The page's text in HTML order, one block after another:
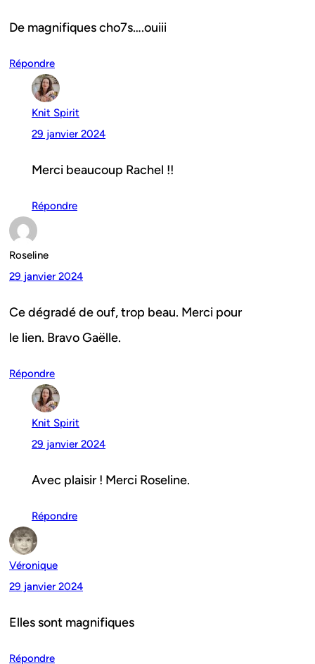
De magnifiques cho7s….ouiii
Répondre
Knit Spirit
29 janvier 2024
Merci beaucoup Rachel !!
Répondre
Roseline
29 janvier 2024
Ce dégradé de ouf, trop beau. Merci pour
le lien. Bravo Gaëlle.
Répondre
Knit Spirit
29 janvier 2024
Avec plaisir ! Merci Roseline.
Répondre
Véronique
29 janvier 2024
Elles sont magnifiques
Répondre